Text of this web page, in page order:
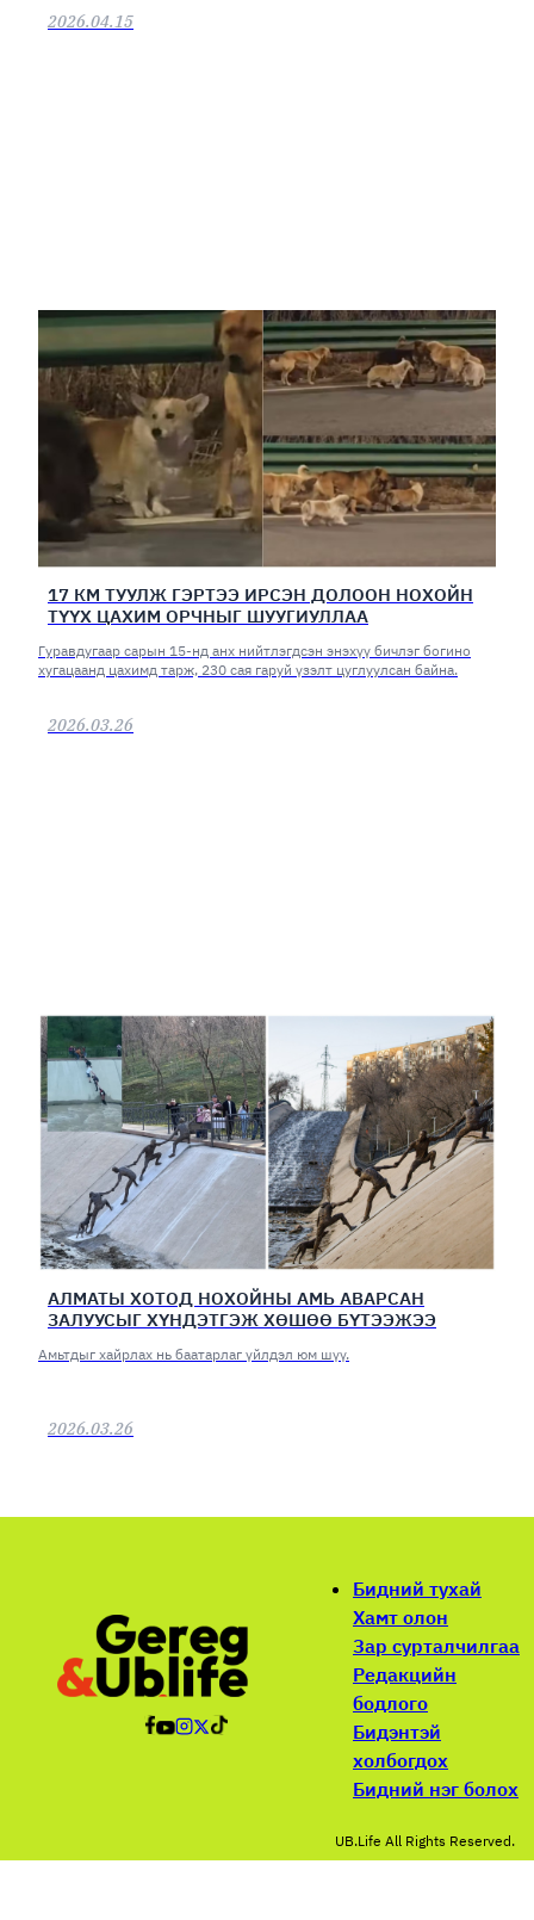
2026.04.15
17 КМ ТУУЛЖ ГЭРТЭЭ ИРСЭН ДОЛООН НОХОЙН
ТҮҮХ ЦАХИМ ОРЧНЫГ ШУУГИУЛЛАА
Гуравдугаар сарын 15-нд анх нийтлэгдсэн энэхүү бичлэг богино
хугацаанд цахимд тарж, 230 сая гаруй үзэлт цуглуулсан байна.
2026.03.26
АЛМАТЫ ХОТОД НОХОЙНЫ АМЬ АВАРСАН
ЗАЛУУСЫГ ХҮНДЭТГЭЖ ХӨШӨӨ БҮТЭЭЖЭЭ
Амьтдыг хайрлах нь баатарлаг үйлдэл юм шүү.
2026.03.26
Бидний тухай
Хамт олон
Зар сурталчилгаа
Редакцийн
бодлого
Бидэнтэй
холбогдох
Бидний нэг болох
UB.Life All Rights Reserved.